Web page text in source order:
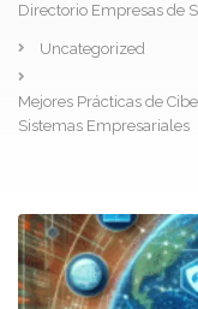
Directorio Empresas de
Uncategorized
Mejores Prácticas de
Sistemas Empresariales